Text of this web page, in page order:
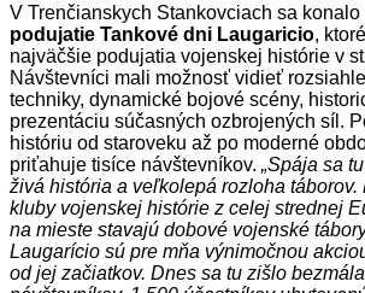
V Trenčianskych Stankovciach sa konalo
podujatie Tankové dni Laugaricio,
najväčšie podujatia vojenskej histórie v
Návštevníci mali možnosť vidieť
techniky, dynamické bojové scény,
prezentáciu súčasných ozbrojených síl.
históriu od staroveku až po moderné
priťahuje tisíce návštevníkov. „Spája sa
živá história a veľkolepá rozloha táborov.
kluby vojenskej histórie z celej strednej
na mieste stavajú dobové vojenské
Laugarício sú pre mňa výnimočnou
od jej začiatkov. Dnes sa tu zišlo